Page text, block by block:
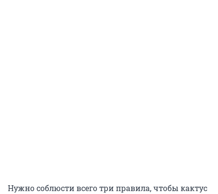
Нужно соблюсти всего три правила, чтобы кактус